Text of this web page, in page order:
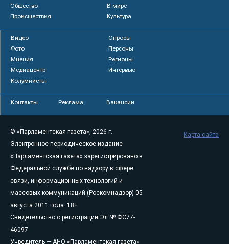
Общество
В мире
Происшествия
Культура
Видео
Опросы
Фото
Персоны
Мнения
Регионы
Медиацентр
Интервью
Колумнисты
Контакты Реклама Вакансии
© «Парламентская газета», 2026 г.
Электронное периодическое издание
«Парламентская газета» зарегистрировано в
Федеральной службе по надзору в сфере
связи, информационных технологий и
массовых коммуникаций (Роскомнадзор) 05
августа 2011 года. 18+
Свидетельство о регистрации Эл № ФС77-
46097
Учредитель — АНО «Парламентская газета»
Карта сайта